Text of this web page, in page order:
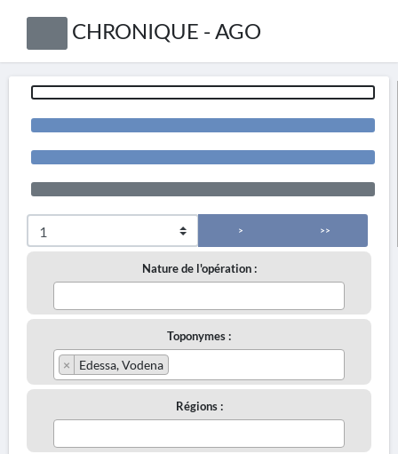
CHRONIQUE - AGO
> >>
Nature de l'opération :
Toponymes :
× Edessa, Vodena
Régions :